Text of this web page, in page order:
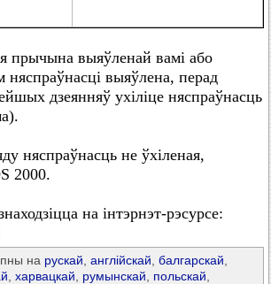
прычына выяўленай вамі або
няспраўнасці выяўлена, перад
дзеянняў ухіліце няспраўнасць
няспраўнасць не ўхіленая,
2000.
на інтэрнэт-рэсурсе:
на рускай англійскай балгарскай
харвацкай румынскай польскай